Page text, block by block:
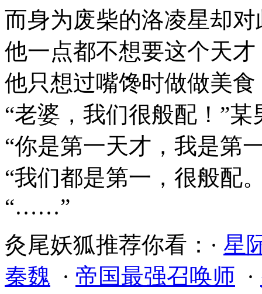
而身为废柴的洛凌星却
他一点都不想要这个天
他只想过嘴馋时做做美
“老婆，我们很般配！”
“你是第一天才，我是第
“我们都是第一，很般配
“……”
灸尾妖狐推荐你看：· 星
秦魏 · 帝国最强召唤师 ·